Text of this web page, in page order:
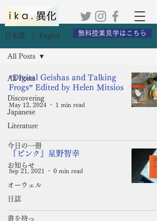
日本語 / English 無料授業見学はこちら
ブログ
All Posts
Discovering
Japanese
Literature
今日の一冊
お知らせ
オーウェル
日誌
書を持っ
All Posts
“Digital Geishas and Talking
Frogs” Edited by Helen Mitsios
May 12, 2024 1 min read
『ピンク』星野智幸
Sep 21, 2021 0 min read